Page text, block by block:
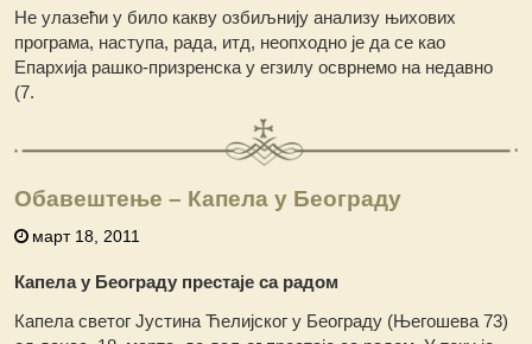
Не улазећи у било какву озбиљнију анализу њихових
програма, наступа, рада, итд, неопходно је да се као
Епархија рашко-призренска у егзилу осврнемо на недавно
(7.
Обавештење – Капела у Београду
март 18, 2011
Капела у Београду престаје са радом
Капела светог Јустина Ћелијског у Београду (Његошева 73)